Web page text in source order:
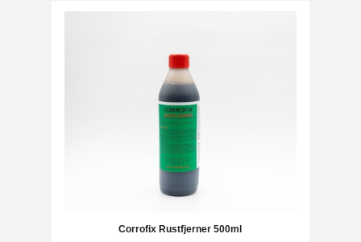
Corrofix Rustfjerner 500ml